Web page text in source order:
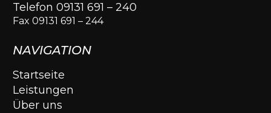
Telefon 09131 691 – 240
Fax 09131 691 – 244
NAVIGATION
Startseite
Leistungen
Über uns